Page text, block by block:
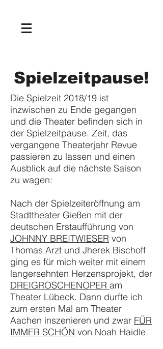
Spielzeitpause!
Die Spielzeit 2018/19 ist
inzwischen zu Ende gegangen
und die Theater befinden sich in
der Spielzeitpause. Zeit, das
vergangene Theaterjahr Revue
passieren zu lassen und einen
Ausblick auf die nächste Saison
zu wagen:
Nach der Spielzeiteröffnung am
Stadttheater Gießen mit der
deutschen Erstaufführung von
JOHNNY BREITWIESER von
Thomas Arzt und Jherek Bischoff
ging es für mich weiter mit einem
langersehnten Herzensprojekt, der
DREIGROSCHENOPER am
Theater Lübeck. Dann durfte ich
zum ersten Mal am Theater
Aachen inszenieren und zwar FÜR
IMMER SCHÖN von Noah Haidle.